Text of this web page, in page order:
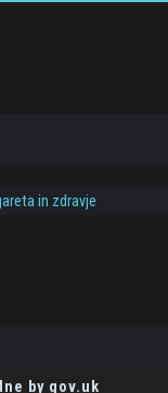
in zdravje
by gov.uk